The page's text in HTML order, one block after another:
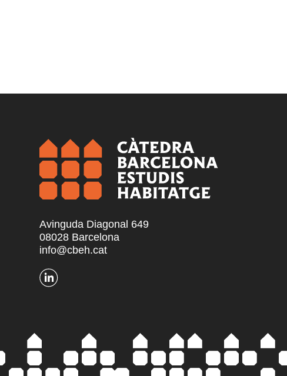
Avinguda Diagonal 649
08028 Barcelona
info@cbeh.cat